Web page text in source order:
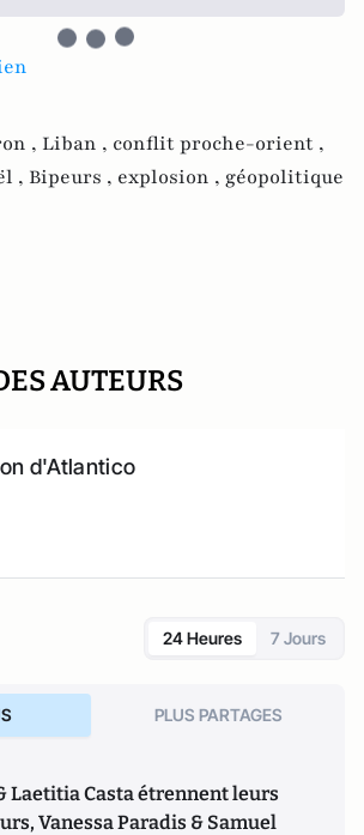
, Liban , conflit proche-orient ,
, Bipeurs , explosion , géopolitique
AUTEURS
d'Atlantico
24 Heures 7 Jours
PLUS PARTAGES
Laetitia Casta étrennent leurs
Vanessa Paradis & Samuel